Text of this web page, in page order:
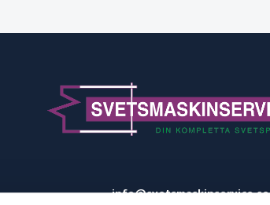
info@svetsmaskinservice.se